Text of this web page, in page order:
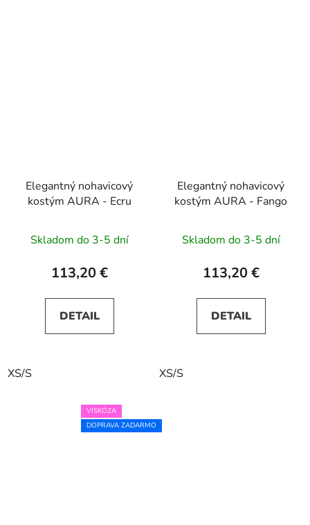
Elegantný nohavicový
kostým AURA - Ecru
Skladom do 3-5 dní
113,20 €
DETAIL
XS/S
Elegantný nohavicový
kostým AURA - Fango
Skladom do 3-5 dní
113,20 €
DETAIL
XS/S
VISKÓZA
DOPRAVA ZADARMO